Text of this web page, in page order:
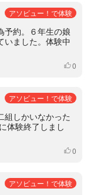
アソビュー！で体験
予約。６年生の娘
いました。体験中
いいね
0
アソビュー！で体験
組しかいなかった
体験終了しまし
いいね
0
アソビュー！で体験